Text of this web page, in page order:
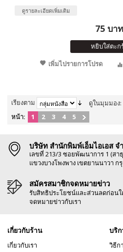
ดูรายละเอียดเพิ่มเติม
75 บาท
หยิบใส่ตะก
เพิ่มไปรายการโปรด
เรียงตาม
ดูในมุมมอง:
หน้า:
1 2 3 4 5
บริษัท สำนักพิมพ์เอ็มไอเอส จ
เลขที่ 213/3 ซอยพัฒนาการ 1 (สา
แขวงบางโพงพาง เขตยานนาวา ก
สมัครสมาชิกจดหมายข่าว
รับสิทธิประโยชน์และส่วนลดก่อน
จดหมายข่าวกับเรา
เกี่ยวกับร้าน
เกี่ยวกับเรา
บริ
วิธีก